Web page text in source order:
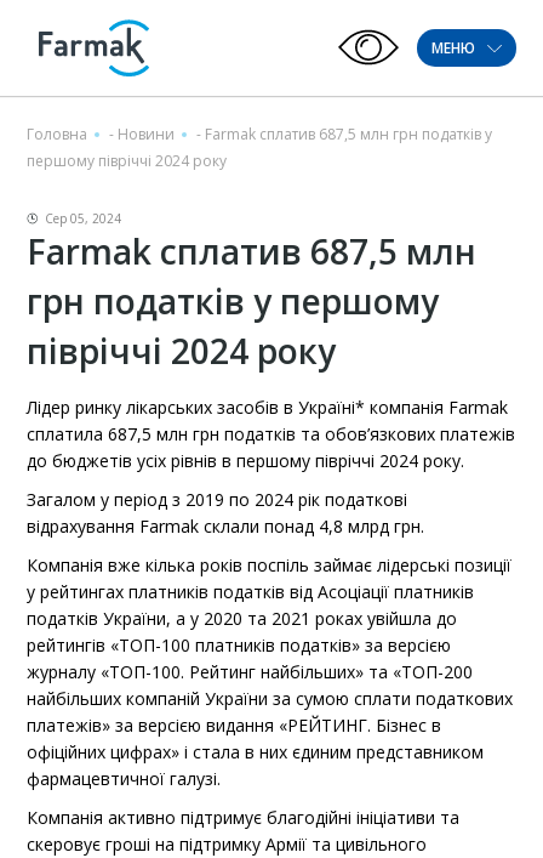
МЕНЮ
Головна - Новини - Farmak сплатив 687,5 млн грн податків у
першому півріччі 2024 року
Сер 05, 2024
Farmak сплатив 687,5 млн
грн податків у першому
півріччі 2024 року
Лідер ринку лікарських засобів в Україні* компанія Farmak
сплатила 687,5 млн грн податків та обов’язкових платежів
до бюджетів усіх рівнів в першому півріччі 2024 року.
Загалом у період з 2019 по 2024 рік податкові
відрахування Farmak склали понад 4,8 млрд грн.
Компанія вже кілька років поспіль займає лідерські позиції
у рейтингах платників податків від Асоціації платників
податків України, а у 2020 та 2021 роках увійшла до
рейтингів «ТОП-100 платників податків» за версією
журналу «ТОП-100. Рейтинг найбільших» та «ТОП-200
найбільших компаній України за сумою сплати податкових
платежів» за версією видання «РЕЙТИНГ. Бізнес в
офіційних цифрах» і стала в них єдиним представником
фармацевтичної галузі.
Компанія активно підтримує благодійні ініціативи та
скеровує гроші на підтримку Армії та цивільного